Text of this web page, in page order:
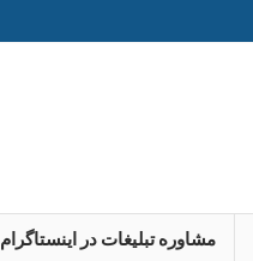
مشاوره تبلیغات در اینستاگرام